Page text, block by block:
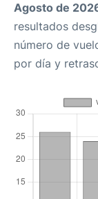
Agosto de
resultados
número de
por día y